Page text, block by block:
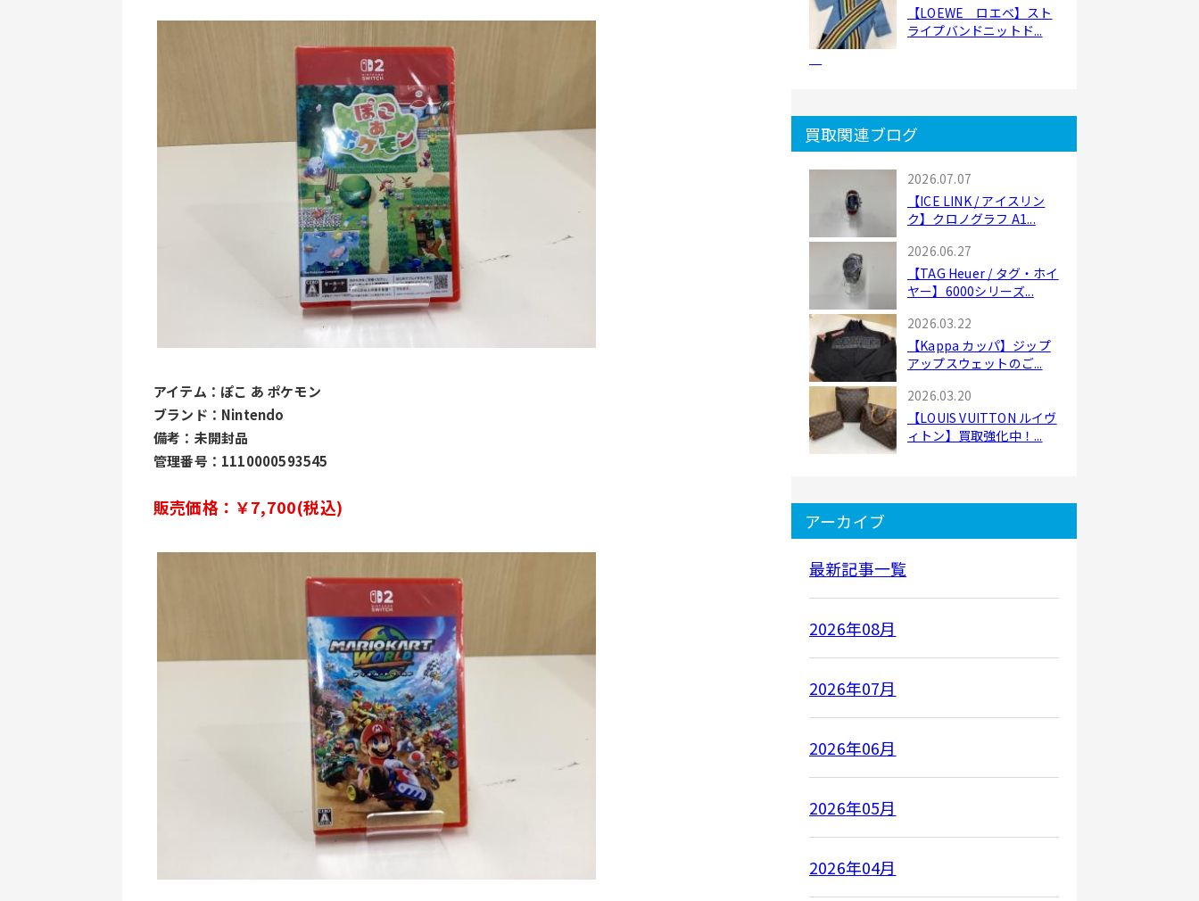
アイテム：ぽこ あ ポケモン
ブランド：Nintendo
備考：未開封品
管理番号：1110000593545
販売価格：￥7,700(税込)
【LOEWE ロエベ】スト
ライプバンドニットド...
買取関連ブログ
2026.07.07
【ICE LINK / アイスリン
ク】クロノグラフ A1...
2026.06.27
【TAG Heuer / タグ・ホイ
ヤー】6000シリーズ...
2026.03.22
【Kappa カッパ】ジップ
アップスウェットのご...
2026.03.20
【LOUIS VUITTON ルイヴ
ィトン】買取強化中！...
アーカイブ
最新記事一覧
2026年08月
2026年07月
2026年06月
2026年05月
2026年04月